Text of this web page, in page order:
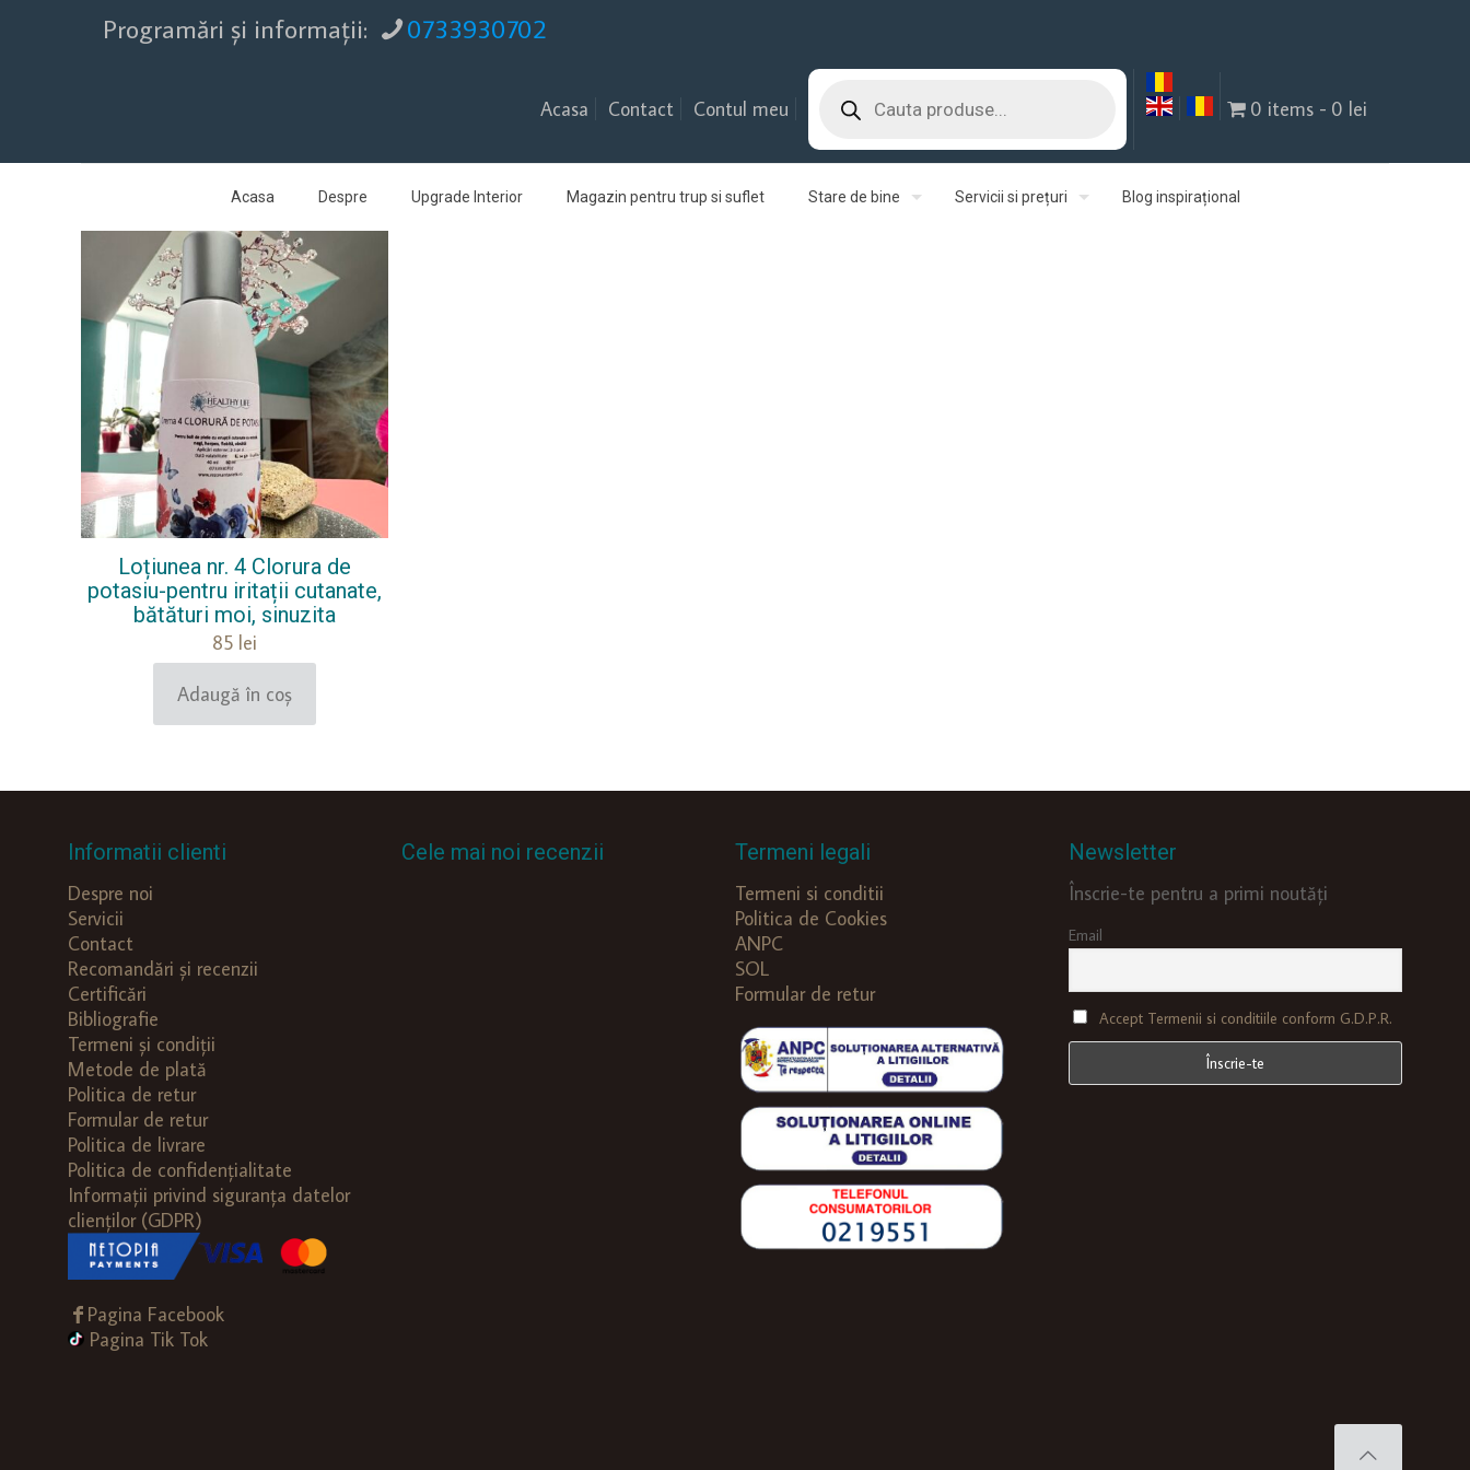
Programări şi informaţii: 0733930702
Acasa Contact Contul meu search 0 items 0 lei
Acasa Despre Upgrade Interior Magazin pentru trup si suflet Stare de bine Servicii si prețuri Blog inspirațional
Loțiunea nr. 4 Clorura de
potasiu-pentru iritații cutanate,
bătături moi, sinuzita
85 lei
Adaugă în coș
Informatii clienti
Despre noi
Servicii
Contact
Recomandări și recenzii
Certificări
Bibliografie
Termeni și condiții
Metode de plată
Politica de retur
Formular de retur
Politica de livrare
Politica de confidențialitate
Informații privind siguranța datelor
clienților (GDPR)
Pagina Facebook
Pagina Tik Tok
Cele mai noi recenzii Termeni legali
Termeni si conditii
Politica de Cookies
ANPC
SOL
Formular de retur
Newsletter
Înscrie-te pentru a primi noutăți
Email
Accept Termenii si conditiile conform G.D.P.R.